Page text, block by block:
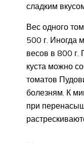
сладким
Вес одного
500 г. Иногда
весов в 800 г.
куста можно
томатов
болезням. К
при